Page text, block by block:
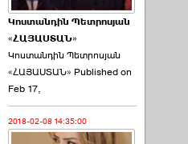
Այս ընդդիմությունը
կվերցնի ›››
2026-06-09 00:41:00
Կոստանդին Պետրոսյան
«ՀԱՅԱՍՏԱՆ»
Կոստանդին Պետրոսյան
«ՀԱՅԱՍՏԱՆ» Published on
Feb 17,
2018-02-08 14:35:00